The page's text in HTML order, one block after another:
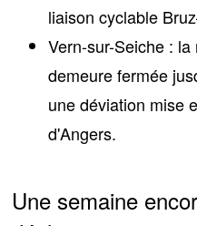
liaison cyclable
Vern-sur-Seiche : la
demeure fermée
une déviation mise
d'Angers.
Une semaine